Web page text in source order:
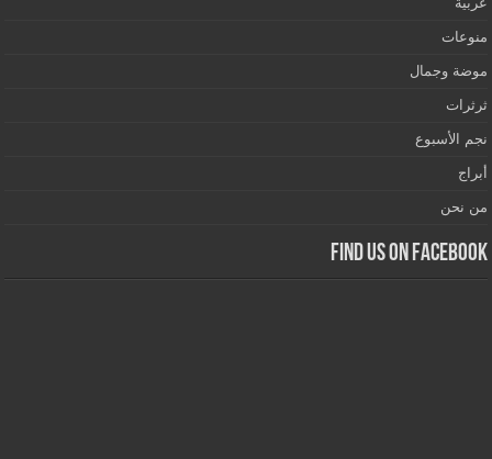
منوعات
موضة وجمال
ثرثرات
نجم الأسبوع
أبراج
من نحن
Find us on Facebook